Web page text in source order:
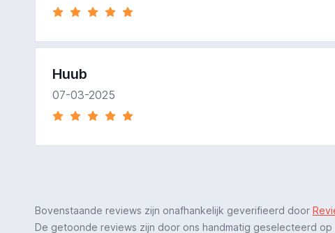
Huub
07-03-2025
Bovenstaande reviews zijn onafhankelijk geverifieerd door
De getoonde reviews zijn door ons handmatig geselecteerd